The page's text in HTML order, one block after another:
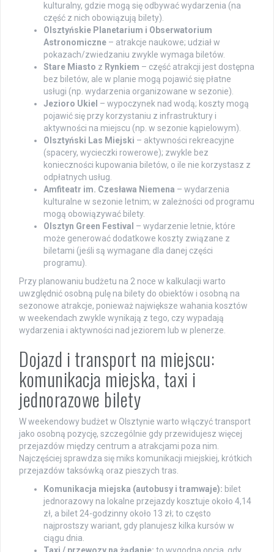
kulturalny, gdzie mogą się odbywać wydarzenia (na
część z nich obowiązują bilety).
Olsztyńskie Planetarium i Obserwatorium
Astronomiczne – atrakcje naukowe; udział w
pokazach/zwiedzaniu zwykle wymaga biletów.
Stare Miasto z Rynkiem – część atrakcji jest dostępna
bez biletów, ale w planie mogą pojawić się płatne
usługi (np. wydarzenia organizowane w sezonie).
Jezioro Ukiel – wypoczynek nad wodą; koszty mogą
pojawić się przy korzystaniu z infrastruktury i
aktywności na miejscu (np. w sezonie kąpielowym).
Olsztyński Las Miejski – aktywności rekreacyjne
(spacery, wycieczki rowerowe); zwykle bez
konieczności kupowania biletów, o ile nie korzystasz z
odpłatnych usług.
Amfiteatr im. Czesława Niemena – wydarzenia
kulturalne w sezonie letnim; w zależności od programu
mogą obowiązywać bilety.
Olsztyn Green Festival – wydarzenie letnie, które
może generować dodatkowe koszty związane z
biletami (jeśli są wymagane dla danej części
programu).
Przy planowaniu budżetu na 2 noce w kalkulacji warto
uwzględnić osobną pulę na bilety do obiektów i osobną na
sezonowe atrakcje, ponieważ największe wahania kosztów
w weekendach zwykle wynikają z tego, czy wypadają
wydarzenia i aktywności nad jeziorem lub w plenerze.
Dojazd i transport na miejscu:
komunikacja miejska, taxi i
jednorazowe bilety
W weekendowy budżet w Olsztynie warto włączyć transport
jako osobną pozycję, szczególnie gdy przewidujesz więcej
przejazdów między centrum a atrakcjami poza nim.
Najczęściej sprawdza się miks komunikacji miejskiej, krótkich
przejazdów taksówką oraz pieszych tras.
Komunikacja miejska (autobusy i tramwaje): bilet
jednorazowy na lokalne przejazdy kosztuje około 4,14
zł, a bilet 24-godzinny około 13 zł; to często
najprostszy wariant, gdy planujesz kilka kursów w
ciągu dnia.